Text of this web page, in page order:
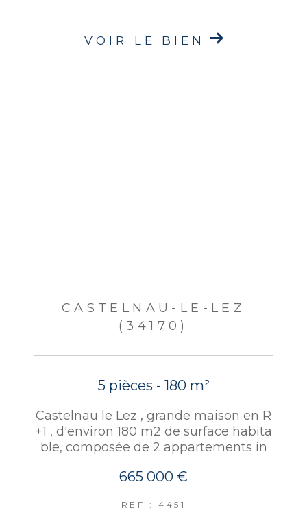
VOIR LE BIEN
CASTELNAU-LE-LEZ
(34170)
5 pièces - 180 m²
Castelnau le Lez , grande maison en R
+1 , d'environ 180 m2 de surface habita
ble, composée de 2 appartements in
665 000 €
REF : 4451